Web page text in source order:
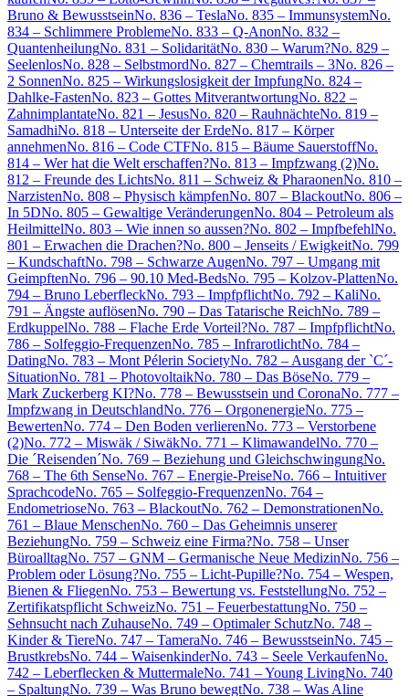
Bruno & BewusstseinNo. 836 – TeslaNo. 835 – ImmunsystemNo.
834 – Schlimmere ProblemeNo. 833 – Q-AnonNo. 832 –
QuantenheilungNo. 831 – SolidaritätNo. 830 – Warum?No. 829 –
SeelenlosNo. 828 – SelbstmordNo. 827 – Chemtrails – 3No. 826 –
2 SonnenNo. 825 – Wirkungslosigkeit der ImpfungNo. 824 –
Dahlke-FastenNo. 823 – Gottes MitverantwortungNo. 822 –
ZahnimplantateNo. 821 – JesusNo. 820 – RauhnächteNo. 819 –
SamadhiNo. 818 – Unterseite der ErdeNo. 817 – Körper
annehmenNo. 816 – Code CTFNo. 815 – Bäume SauerstoffNo.
814 – Wer hat die Welt erschaffen?No. 813 – Impfzwang (2)No.
812 – Freunde des LichtsNo. 811 – Schweiz & PharaonenNo. 810 –
NarzistenNo. 808 – Physisch kämpfenNo. 807 – BlackoutNo. 806 –
In 5DNo. 805 – Gewaltige VeränderungenNo. 804 – Petroleum als
HeilmittelNo. 803 – Wie innen so aussen?No. 802 – ImpfbefehlNo.
801 – Erwachen die Drachen?No. 800 – Jenseits / EwigkeitNo. 799
– KundschaftNo. 798 – Schwarze AugenNo. 797 – Umgang mit
GeimpftenNo. 796 – 90.10 Med-BedsNo. 795 – Kolzov-PlattenNo.
794 – Bruno LeberfleckNo. 793 – ImpfpflichtNo. 792 – KaliNo.
791 – Ängste auflösenNo. 790 – Das Tatarische ReichNo. 789 –
ErdkuppelNo. 788 – Flache Erde Vorteil?No. 787 – ImpfpflichtNo.
786 – Solfeggio-FrequenzenNo. 785 – InfrarotlichtNo. 784 –
DatingNo. 783 – Mont Pélerin SocietyNo. 782 – Ausgang der `C´-
SituationNo. 781 – PhotovoltaikNo. 780 – Das BöseNo. 779 –
Mark Zuckerberg KI?No. 778 – Bewusstsein und CoronaNo. 777 –
Impfzwang in DeutschlandNo. 776 – OrgonenergieNo. 775 –
BewertenNo. 774 – Den Boden verlierenNo. 773 – Verstorbene
(2)No. 772 – Miswäk / SiwäkNo. 771 – KlimawandelNo. 770 –
Die ´Reisenden´No. 769 – Beziehung und GleichschwingungNo.
768 – The 6th SenseNo. 767 – Energie-PreiseNo. 766 – Intuitiver
SprachcodeNo. 765 – Solfeggio-FrequenzenNo. 764 –
EndometrioseNo. 763 – BlackoutNo. 762 – DemonstrationenNo.
761 – Blaue MenschenNo. 760 – Das Geheimnis unserer
BeziehungNo. 759 – Schweiz eine Firma?No. 758 – Unser
BüroalltagNo. 757 – GNM – Germanische Neue MedizinNo. 756 –
Problem oder Lösung?No. 755 – Licht-Pupille?No. 754 – Wespen,
Bienen & FliegenNo. 753 – Bewertung vs. FeststellungNo. 752 –
Zertifikatspflicht SchweizNo. 751 – FeuerbestattungNo. 750 –
Sehnsucht nach ZuhauseNo. 749 – Optimaler SchutzNo. 748 –
Kinder & TiereNo. 747 – TameraNo. 746 – BewusstseinNo. 745 –
BrustkrebsNo. 744 – WaisenkinderNo. 743 – Seele VerkaufenNo.
742 – Leberflecken & MuttermaleNo. 741 – Young LivingNo. 740
– SpaltungNo. 739 – Was Bruno bewegtNo. 738 – Was Aline